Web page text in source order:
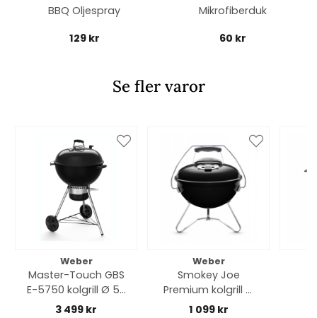
BBQ Oljespray
129 kr
Mikrofiberduk
60 kr
Se fler varor
Weber
Master-Touch GBS
E-5750 kolgrill Ø 57
cm - black
3 499 kr
Weber
Smokey Joe
Premium kolgrill Ø
37 cm - black
1 099 kr